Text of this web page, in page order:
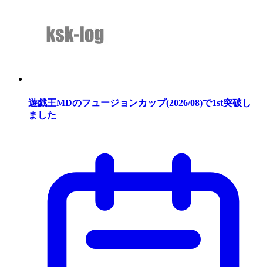
遊戯王MDのフュージョンカップ(2026/08)で1st突破し
ました